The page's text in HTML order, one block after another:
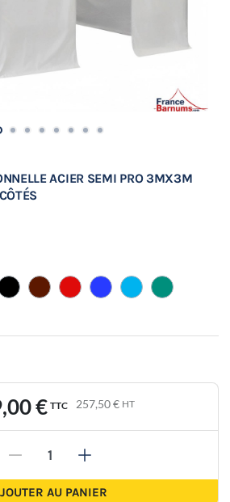
ACIER SEMI PRO 3MX3M
€ TTC 257,50 € HT
- +
AU PANIER